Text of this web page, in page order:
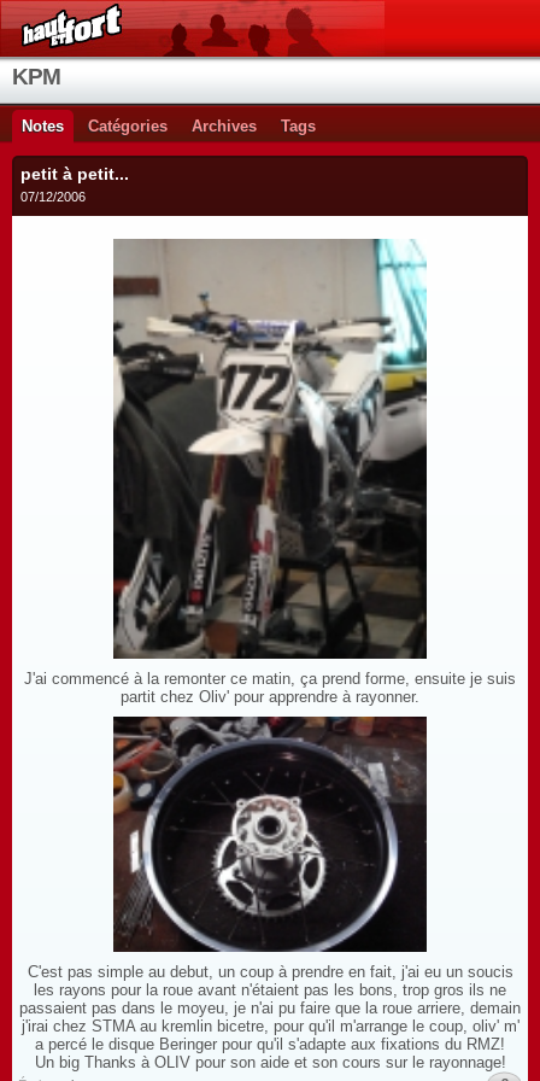
KPM
Notes Catégories Archives Tags
petit à petit...
07/12/2006
J'ai commencé à la remonter ce matin, ça prend forme, ensuite je suis
partit chez Oliv' pour apprendre à rayonner.
C'est pas simple au debut, un coup à prendre en fait, j'ai eu un soucis
les rayons pour la roue avant n'étaient pas les bons, trop gros ils ne
passaient pas dans le moyeu, je n'ai pu faire que la roue arriere, demain
j'irai chez STMA au kremlin bicetre, pour qu'il m'arrange le coup, oliv' m'
a percé le disque Beringer pour qu'il s'adapte aux fixations du RMZ!
Un big Thanks à OLIV pour son aide et son cours sur le rayonnage!